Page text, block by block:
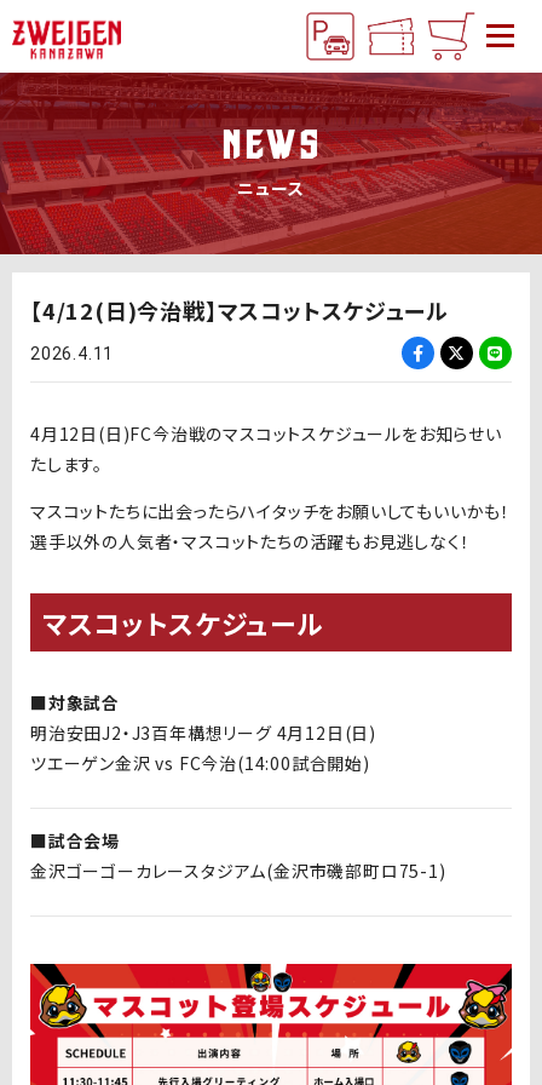
NEWS
ニュース
【4/12(日)今治戦】マスコットスケジュール
2026.4.11
4月12日(日)FC今治戦のマスコットスケジュールをお知らせい
たします。
マスコットたちに出会ったらハイタッチをお願いしてもいいかも！
選手以外の人気者・マスコットたちの活躍もお見逃しなく！
マスコットスケジュール
■対象試合
明治安田J2・J3百年構想リーグ 4月12日(日)
ツエーゲン金沢 vs FC今治(14:00試合開始)
■試合会場
金沢ゴーゴーカレースタジアム(金沢市磯部町ロ75-1)